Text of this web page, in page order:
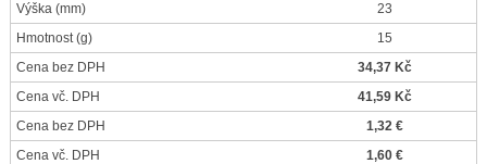
Výška (mm)
23
Hmotnost(g)
15
Cena bez DPH
34,37 Kč
Cena vč. DPH
41,59 Kč
Cena bez DPH
1,32 €
Cena vč. DPH
1,60 €